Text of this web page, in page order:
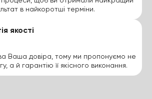
в найкоротші терміни.
якості
Ваша довіра, тому ми пропонуємо не
а й гарантію її якісного виконання.